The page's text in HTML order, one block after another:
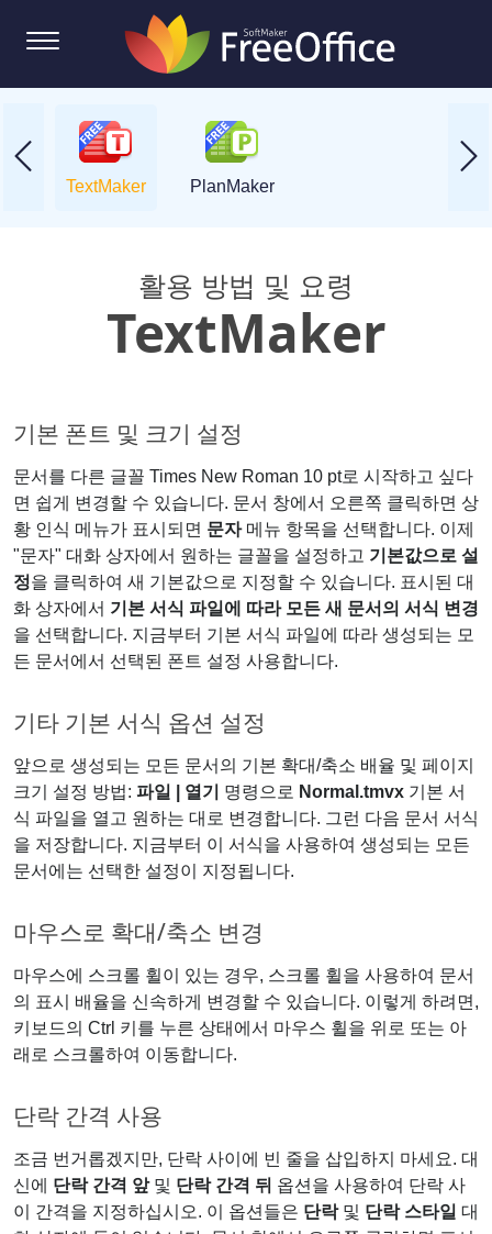
TextMaker PlanMaker
활용 방법 및 요령
TextMaker
기본 폰트 및 크기 설정
문서를 다른 글꼴 Times New Roman 10 pt로 시작하고 싶다
면 쉽게 변경할 수 있습니다. 문서 창에서 오른쪽 클릭하면 상
황 인식 메뉴가 표시되면 문자메뉴 항목을 선택합니다. 이제
"문자" 대화 상자에서 원하는 글꼴을 설정하고 기본값으로 설
정을 클릭하여 새 기본값으로 지정할 수 있습니다. 표시된 대
화 상자에서 기본 서식 파일에 따라 모든 새 문서의 서식 변경
을 선택합니다. 지금부터 기본 서식 파일에 따라 생성되는 모
든 문서에서 선택된 폰트 설정 사용합니다.
기타 기본 서식 옵션 설정
앞으로 생성되는 모든 문서의 기본 확대/축소 배율 및 페이지
크기 설정 방법: 파일 | 열기 명령으로 Normal.tmvx 기본 서
식 파일을 열고 원하는 대로 변경합니다. 그런 다음 문서 서식
을 저장합니다. 지금부터 이 서식을 사용하여 생성되는 모든
문서에는 선택한 설정이 지정됩니다.
마우스로 확대/축소 변경
마우스에 스크롤 휠이 있는 경우, 스크롤 휠을 사용하여 문서
의 표시 배율을 신속하게 변경할 수 있습니다. 이렇게 하려면,
키보드의 Ctrl 키를 누른 상태에서 마우스 휠을 위로 또는 아
래로 스크롤하여 이동합니다.
단락 간격 사용
조금 번거롭겠지만, 단락 사이에 빈 줄을 삽입하지 마세요. 대
신에 단락 간격 앞및 단락 간격 뒤 옵션을 사용하여 단락 사
이 간격을 지정하십시오. 이 옵션들은 단락및 단락 스타일 대